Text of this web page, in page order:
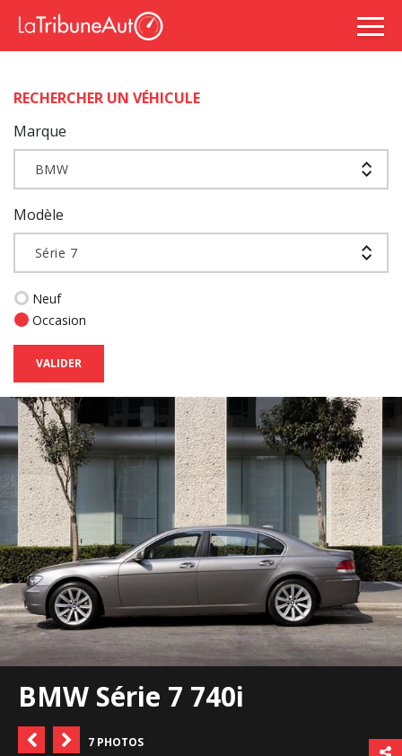
RECHERCHER UN VÉHICULE
Marque
BMW
Modèle
Série 7
Neuf
Occasion
VALIDER
BMW Série 7 740i
7 PHOTOS